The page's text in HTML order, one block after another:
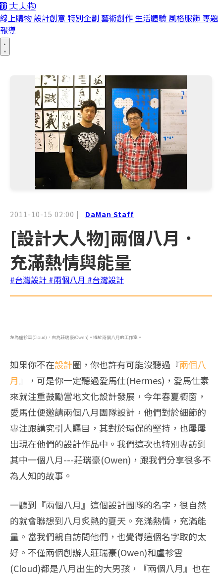
線上購物 設計創意 特別企劃 藝術創作 生活體驗 風格服飾 專題
報導
2011-10-15 02:00 | DaMan Staff
[設計大人物]兩個八月．
充滿熱情與能量
#台灣設計 #兩個八月 #台灣設計
左為盧袗雲(Cloud)，右為莊瑞豪(Owen)。攝於兩個八月的工作室。
如果你不在設計圈，你也許有可能沒聽過『兩個八
月 』，可是你一定聽過愛馬仕(Hermes)，愛馬仕素
來就注重鼓勵當地文化設計發展，今年春夏櫥窗，
愛馬仕便邀請兩個八月團隊設計，他們對於細節的
專注跟講究引人矚目，其對於環保的堅持，也屢屢
出現在他們的設計作品中。我們這次也特別專訪到
其中一個八月---莊瑞豪(Owen)，跟我們分享很多不
為人知的故事。
一聽到『兩個八月』這個設計團隊的名字，很自然
的就會聯想到八月炙熱的夏天。充滿熱情，充滿能
量。當我們親自訪問他們，也覺得這個名字取的太
好。不僅兩個創辦人莊瑞豪(Owen)和盧袗雲
(Cloud)都是八月出生的大男孩，『兩個八月』也在